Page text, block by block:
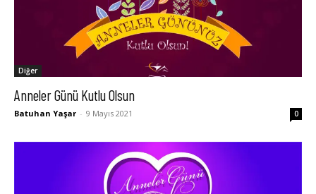
Diğer
Anneler Günü Kutlu Olsun
Batuhan Yaşar - 9 Mayıs 2021 0